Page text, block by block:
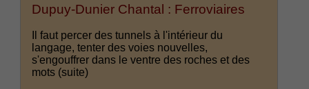
Dupuy-Dunier Chantal : Ferroviaires
Il faut percer des tunnels à l'intérieur du
langage, tenter des voies nouvelles,
s'engouffrer dans le ventre des roches et des
mots (suite)